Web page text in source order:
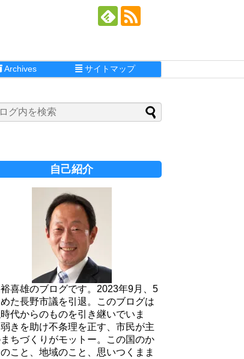
Archives サイトマップ
自己紹介
喜雄のブログです。2023年9月、5
た長野市議を引退。このブログは
代からのものを引き継いでいま
きを助け不条理を正す、市民が主
ちづくりがモットー。この国のか
こと、地域のこと、思いつくまま